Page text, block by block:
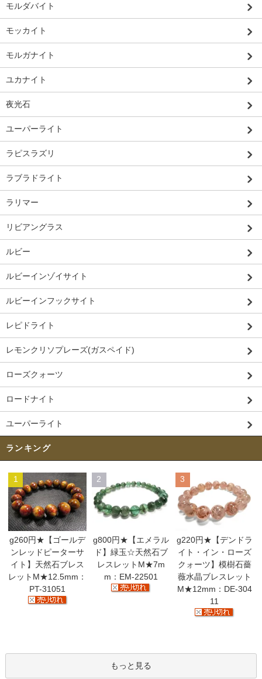
モルダバイト
モッカイト
モルガナイト
ユカナイト
夜光石
ユーパーライト
ラピスラズリ
ラブラドライト
ラリマー
リビアングラス
ルビー
ルビーインゾイサイト
ルビーインフックサイト
レピドライト
レモンクリソプレーズ(ガスペイド)
ローズクォーツ
ロードナイト
ユーパーライト
ランキング
1
g260円★【ゴールデ
ンレッドピーターサ
イト】天然石ブレス
レットM★12.5mm：
PT-31051
2
g800円★【エメラル
ド】緑玉☆天然石ブ
レスレットM★7m
m：EM-22501
3
g220円★【デンドラ
イト・イン・ローズ
クォーツ】模樹石薔
薇水晶ブレスレット
M★12mm：DE-304
11
もっと見る